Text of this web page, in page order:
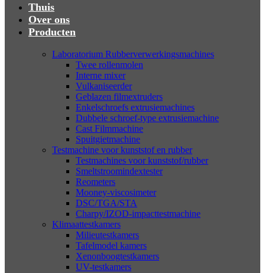
Thuis
Over ons
Producten
Laboratorium Rubberverwerkingsmachines
Twee rollenmolen
Interne mixer
Vulkaniseerder
Geblazen filmextruders
Enkelschroefs extrusiemachines
Dubbele schroef-type extrusiemachine
Cast Filmmachine
Spuitgietmachine
Testmachine voor kunststof en rubber
Testmachines voor kunststof/rubber
Smeltstroomindextester
Reometers
Mooney-viscosimeter
DSC/TGA/STA
Charpy/IZOD-impacttestmachine
Klimaattestkamers
Milieutestkamers
Tafelmodel kamers
Xenonboogtestkamers
UV-testkamers